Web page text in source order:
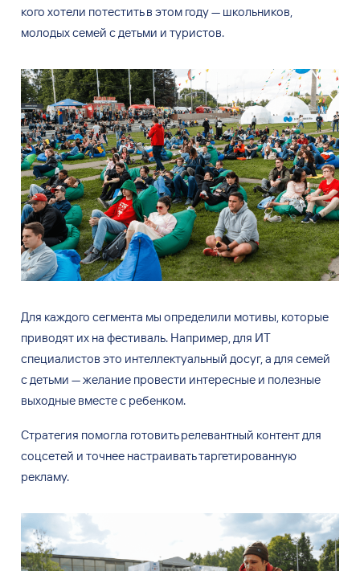
кого хотели потестить в этом году—школьников,
молодых семей сдетьми и туристов.
Для каждого сегмента мы определили мотивы, которые
приводят их на фестиваль. Например, для ИТ
специалистов это интеллектуальный досуг, а для семей
сдетьми —желание провести интересные и полезные
выходные вместе с ребенком.
Стратегия помогла готовить релевантный контент для
соцсетей и точнее настраивать таргетированную
рекламу.